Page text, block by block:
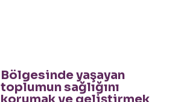
Bölgesinde yaşayan
toplumun sağlığını